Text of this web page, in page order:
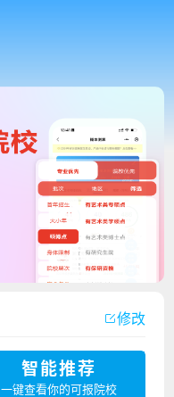
修改
智能推荐
一键查看你的可报院校
厦门大学嘉庚学院2023年艺术类招生简章
广州华立科技职业学院2023年夏季高考招生简章